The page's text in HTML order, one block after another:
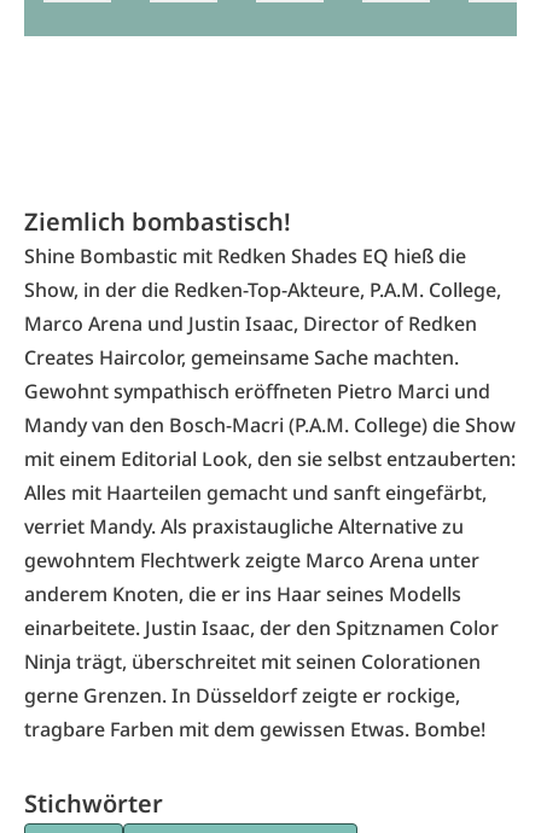
Ziemlich bombastisch!
Shine Bombastic mit Redken Shades EQ hieß die
Show, in der die Redken-Top-Akteure, P.A.M. College,
Marco Arena und Justin Isaac, Director of Redken
Creates Haircolor,­ gemeinsame Sache machten.
Gewohnt sympathisch eröffneten Pietro Marci und
Mandy van den Bosch-Macri (P.A.M. College) die Show
mit einem Editorial Look, den sie selbst entzauberten:
Alles mit Haarteilen gemacht und sanft eingefärbt,
verriet Mandy. Als praxistaugliche Alternative zu
gewohntem Flechtwerk zeigte Marco Arena unter
anderem Knoten, die er ins Haar seines Modells
einarbeitete. Justin Isaac, der den Spitznamen Color
Ninja trägt, überschreitet mit seinen Colorationen
gerne Grenzen. In Düsseldorf zeigte er rockige,
tragbare Farben mit dem gewissen Etwas. Bombe!
Stichwörter